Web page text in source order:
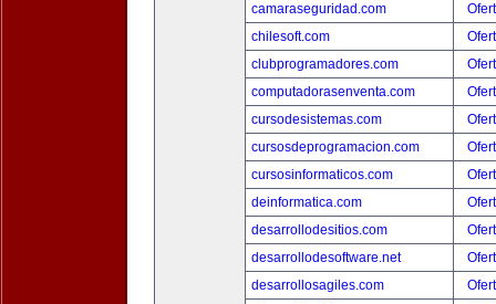
camaraseguridad.com
chilesoft.com
clubprogramadores.com
computadorasenventa.com
cursodesistemas.com
cursosdeprogramacion.com
cursosinformaticos.com
deinformatica.com
desarrollodesitios.com
desarrollodesoftware.net
desarrollosagiles.com